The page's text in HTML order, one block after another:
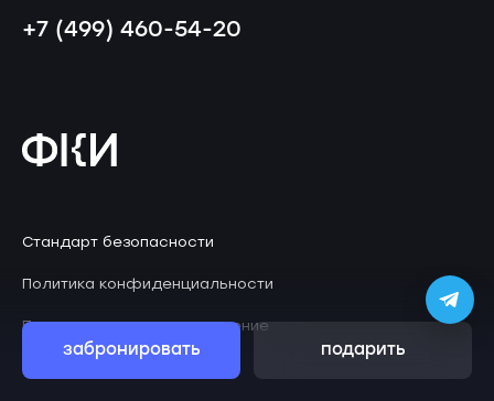
забронировать подарить
+7 (499) 460-54-20
Стандарт безопасности
Политика конфиденциальности
Пользовательское соглашение
© 2026 Клаустрофобия